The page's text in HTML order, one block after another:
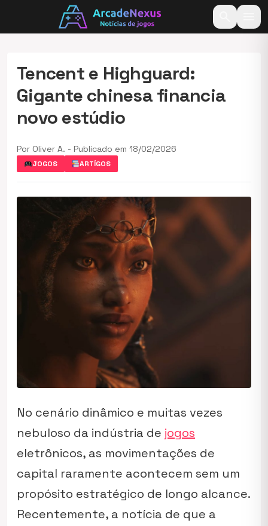
Tencent e Highguard:
Gigante chinesa financia
novo estúdio
Por Oliver A. - Publicado em 18/02/2026
JOGOS ARTÍGOS
No cenário dinâmico e muitas vezes
nebuloso da indústria de jogos
eletrônicos, as movimentações de
capital raramente acontecem sem um
propósito estratégico de longo alcance.
Recentemente, a notícia de que a